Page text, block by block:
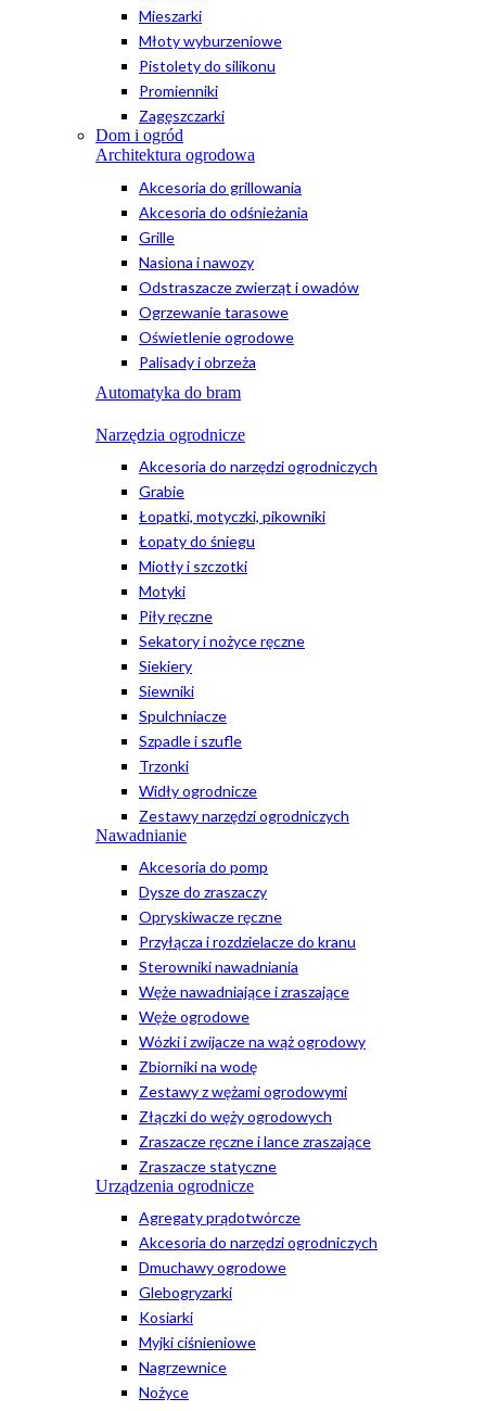
Mieszarki
Młoty wyburzeniowe
Pistolety do silikonu
Promienniki
Zagęszczarki
Dom i ogród
Architektura ogrodowa
Akcesoria do grillowania
Akcesoria do odśnieżania
Grille
Nasiona i nawozy
Odstraszacze zwierząt i owadów
Ogrzewanie tarasowe
Oświetlenie ogrodowe
Palisady i obrzeża
Automatyka do bram
Narzędzia ogrodnicze
Akcesoria do narzędzi ogrodniczych
Grabie
Łopatki, motyczki, pikowniki
Łopaty do śniegu
Miotły i szczotki
Motyki
Piły ręczne
Sekatory i nożyce ręczne
Siekiery
Siewniki
Spulchniacze
Szpadle i szufle
Trzonki
Widły ogrodnicze
Zestawy narzędzi ogrodniczych
Nawadnianie
Akcesoria do pomp
Dysze do zraszaczy
Opryskiwacze ręczne
Przyłącza i rozdzielacze do kranu
Sterowniki nawadniania
Węże nawadniające i zraszające
Węże ogrodowe
Wózki i zwijacze na wąż ogrodowy
Zbiorniki na wodę
Zestawy z wężami ogrodowymi
Złączki do węży ogrodowych
Zraszacze ręczne i lance zraszające
Zraszacze statyczne
Urządzenia ogrodnicze
Agregaty prądotwórcze
Akcesoria do narzędzi ogrodniczych
Dmuchawy ogrodowe
Glebogryzarki
Kosiarki
Myjki ciśnieniowe
Nagrzewnice
Nożyce